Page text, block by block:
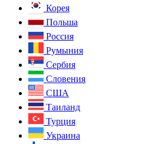
Корея
Польша
Россия
Румыния
Сербия
Словения
США
Таиланд
Турция
Украина